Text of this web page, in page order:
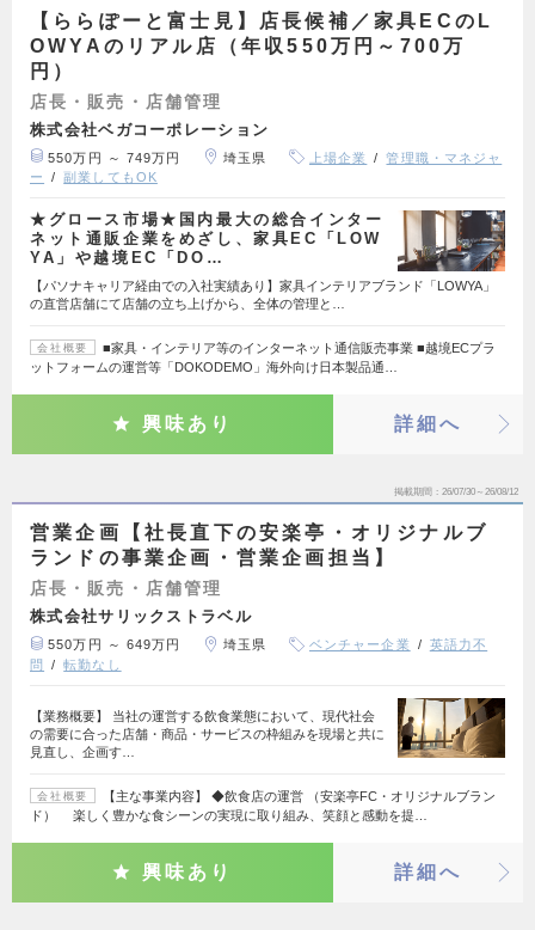
【ららぽーと富士見】店長候補／家具ECのL
OWYAのリアル店（年収550万円～700万
円）
店長・販売・店舗管理
株式会社ベガコーポレーション
550万円 ～ 749万円 埼玉県 上場企業
管理職・マネジャ
ー
副業してもOK
★グロース市場★国内最大の総合インター
ネット通販企業をめざし、家具EC「LOW
YA」や越境EC「DO…
【パソナキャリア経由での入社実績あり】家具インテリアブランド「LOWYA」
の直営店舗にて店舗の立ち上げから、全体の管理と…
会社概要
■家具・インテリア等のインターネット通信販売事業 ■越境ECプラ
ットフォームの運営等「DOKODEMO」海外向け日本製品通…
興味あり 詳細へ
掲載期間 26/07/30～26/08/12
営業企画【社長直下の安楽亭・オリジナルブ
ランドの事業企画・営業企画担当】
店長・販売・店舗管理
株式会社サリックストラベル
550万円 ～ 649万円 埼玉県 ベンチャー企業
英語力不
問
転勤なし
【業務概要】 当社の運営する飲食業態において、現代社会
の需要に合った店舗・商品・サービスの枠組みを現場と共に
見直し、企画す…
会社概要
【主な事業内容】 ◆飲食店の運営 （安楽亭FC・オリジナルブラン
ド） 楽しく豊かな食シーンの実現に取り組み、笑顔と感動を提…
興味あり 詳細へ